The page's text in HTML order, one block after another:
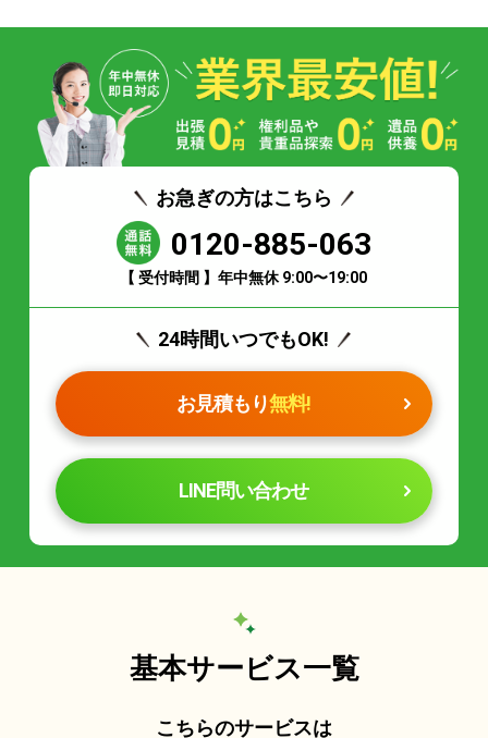
お急ぎの方はこちら
0120-885-063
【 受付時間 】年中無休 9:00〜19:00
24時間いつでもOK!
お見積もり無料!
LINE問い合わせ
基本サービス一覧
こちらのサービスは